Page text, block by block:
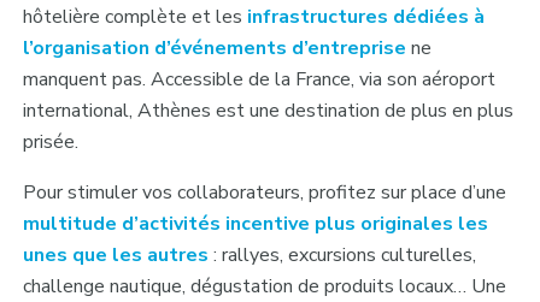
hôtelière complète et les infrastructures dédiées à
l’organisation d’événements d’entreprise ne
manquent pas. Accessible de la France, via son aéroport
international, Athènes est une destination de plus en plus
prisée.
Pour stimuler vos collaborateurs, profitez sur place d’une
multitude d’activités incentive plus originales les
unes que les autres : rallyes, excursions culturelles,
challenge nautique, dégustation de produits locaux… Une